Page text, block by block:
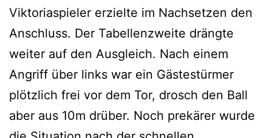
Viktoriaspieler erzielte im Nachsetzen den
Anschluss. Der Tabellenzweite drängte
weiter auf den Ausgleich. Nach einem
Angriff über links war ein Gästestürmer
plötzlich frei vor dem Tor, drosch den Ball
aber aus 10m drüber. Noch prekärer wurde